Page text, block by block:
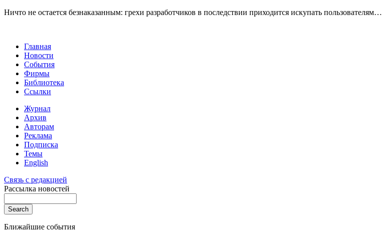
Ничто не остается безнаказанным: грехи разработчиков в последствии приходится искупать пользователям…
Главная
Новости
События
Фирмы
Библиотека
Ссылки
Журнал
Архив
Авторам
Реклама
Подписка
Темы
English
Связь с редакцией
Рассылка новостей
Ближайшие события